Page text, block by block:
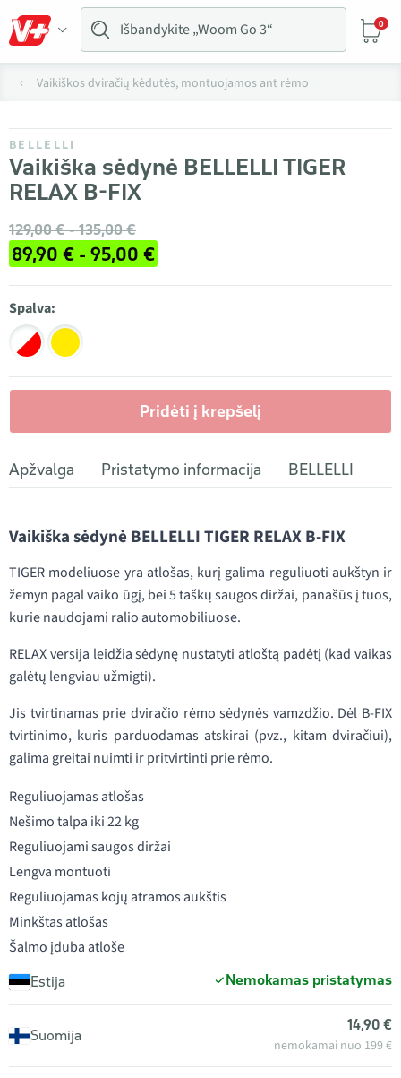
0
Vaikiškos dviračių kėdutės, montuojamos ant rėmo
BELLELLI
Vaikiška sėdynė BELLELLI TIGER
RELAX B-FIX
129,00 € - 135,00 €
89,90 € - 95,00 €
Spalva:
Pridėti į krepšelį
Apžvalga Pristatymo informacija BELLELLI
Vaikiška sėdynė BELLELLI TIGER RELAX B-FIX
TIGER modeliuose yra atlošas, kurį galima reguliuoti aukštyn ir
žemyn pagal vaiko ūgį, bei 5 taškų saugos diržai, panašūs į tuos,
kurie naudojami ralio automobiliuose.
RELAX versija leidžia sėdynę nustatyti atloštą padėtį (kad vaikas
galėtų lengviau užmigti).
Jis tvirtinamas prie dviračio rėmo sėdynės vamzdžio. Dėl B-FIX
tvirtinimo, kuris parduodamas atskirai (pvz., kitam dviračiui),
galima greitai nuimti ir pritvirtinti prie rėmo.
Reguliuojamas atlošas
Nešimo talpa iki 22 kg
Reguliuojami saugos diržai
Lengva montuoti
Reguliuojamas kojų atramos aukštis
Minkštas atlošas
Šalmo įduba atloše
Estija Nemokamas pristatymas
Suomija
14,90 €
nemokamai nuo 199 €